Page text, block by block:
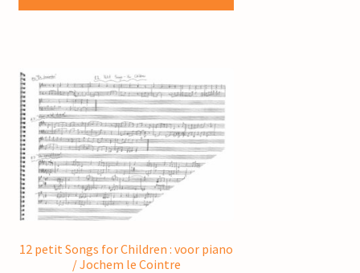
12 petit Songs for Children : voor piano
/ Jochem le Cointre